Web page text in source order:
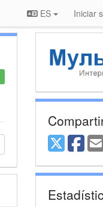
ES Iniciar